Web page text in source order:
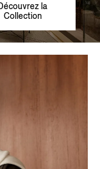
la
Collection